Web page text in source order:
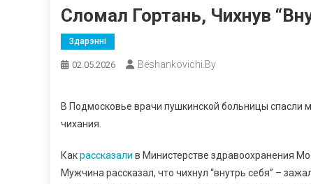
Сломал Гортань, Чихнув
Здарэнні
02.05.2026 Beshankovichi.by
В Подмосковье врачи пушкинской больницы спасли
чихания.
Какрассказали в Министерстве здравоохранения
Мужчина рассказал, что чихнул “внутрь себя” –